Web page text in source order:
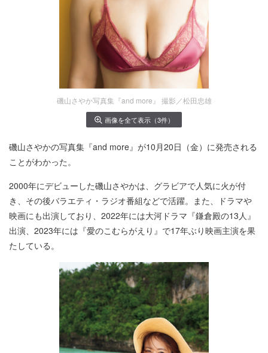
磯山さやか写真集『and more』 撮影／松田忠雄
画像を全て表示（3件）
磯山さやかの写真集『and more』が10月20日（金）に発売される
ことがわかった。
2000年にデビューした磯山さやかは、グラビアで人気に火が付
き、その後バラエティ・ラジオ番組などで活躍。また、ドラマや
映画にも出演しており、2022年には大河ドラマ『鎌倉殿の13人』
出演、2023年には『愛のこむらがえり』で17年ぶり映画主演を果
たしている。